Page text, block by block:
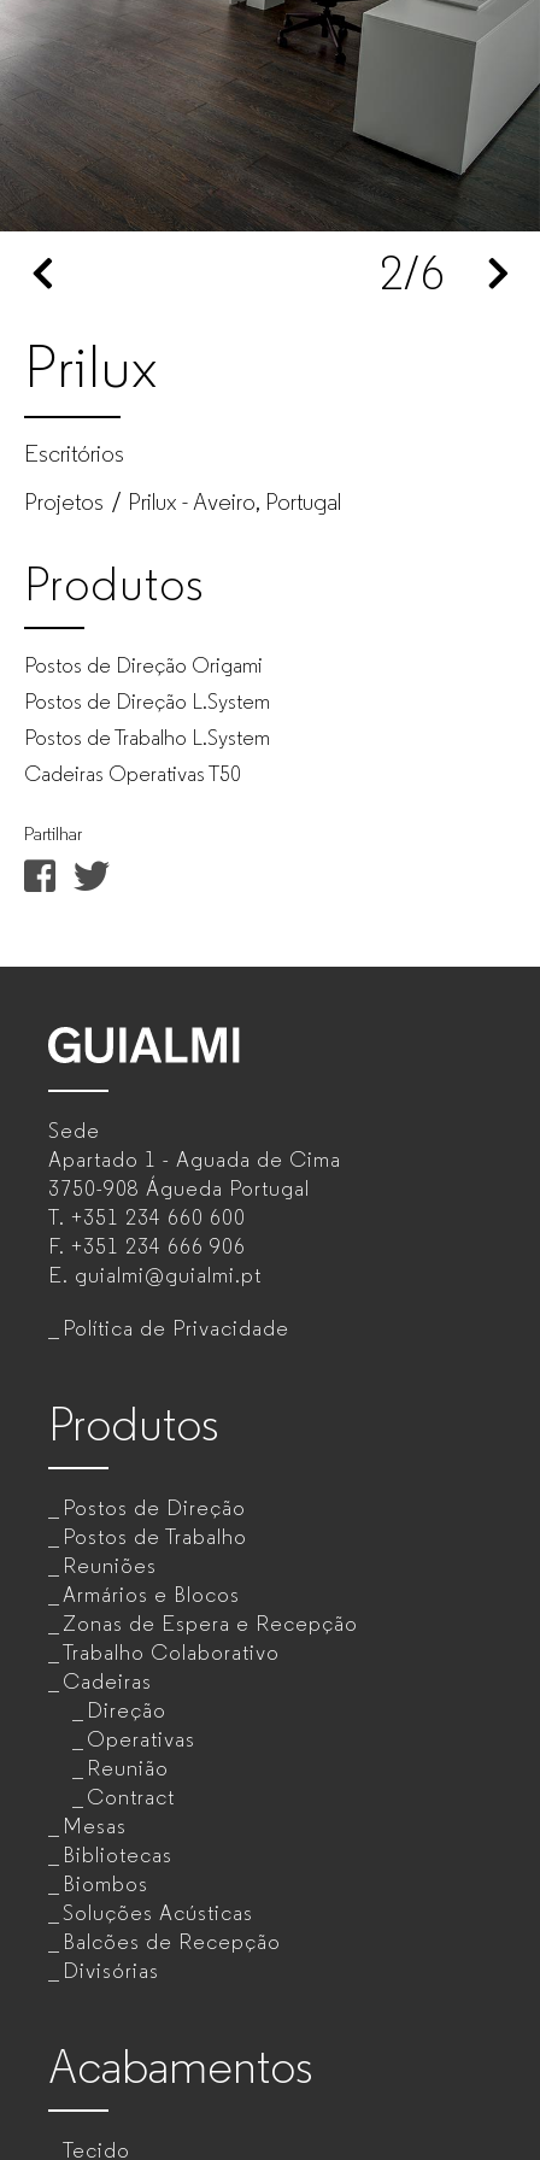
2/6
Prilux
Escritórios
Projetos
Prilux - Aveiro, Portugal
Produtos
Postos de Direção Origami
Postos de Direção L.System
Postos de Trabalho L.System
Cadeiras Operativas T50
Partilhar
Sede
Apartado 1 - Aguada de Cima
3750-908 Águeda Portugal
T. +351 234 660 600
F. +351 234 666 906
E. guialmi@guialmi.pt
Política de Privacidade
Produtos
Postos de Direção
Postos de Trabalho
Reuniões
Armários e Blocos
Zonas de Espera e Recepção
Trabalho Colaborativo
Cadeiras
Direção
Operativas
Reunião
Contract
Mesas
Bibliotecas
Biombos
Soluções Acústicas
Balcões de Recepção
Divisórias
Acabamentos
Tecido